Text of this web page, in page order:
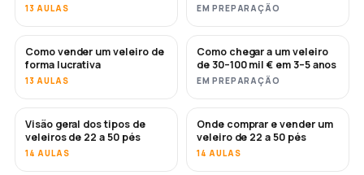
13 AULAS EM PREPARAÇÃO
NOVO
Como vender um veleiro de
forma lucrativa
13 AULAS
NOVO
Como chegar a um veleiro
de 30–100 mil € em 3–5 anos
EM PREPARAÇÃO
EM BREVE
Visão geral dos tipos de
veleiros de 22 a 50 pés
14 AULAS
EM BREVE
Onde comprar e vender um
veleiro de 22 a 50 pés
14 AULAS